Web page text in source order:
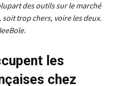
des outils sur le marché
trop chers, voire les deux.
les
chez